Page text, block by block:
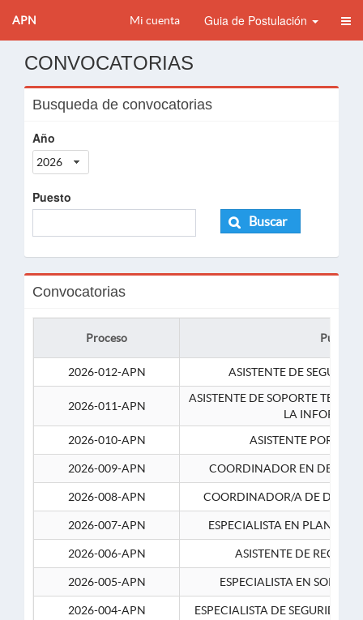
APN Mi cuenta Guia de Postulación
CONVOCATORIAS
Busqueda de convocatorias
Año
2026
Puesto
Buscar
Convocatorias
Proceso Puesto
2026-012-APN ASISTENTE DE
2026-011-APN
ASISTENTE DE SOPORTE
LA
2026-010-APN
ASISTENTE
2026-009-APN COORDINADOR EN
2026-008-APN COORDINADOR/A DE
2026-007-APN ESPECIALISTA EN
2026-006-APN ASISTENTE DE
2026-005-APN ESPECIALISTA EN
2026-004-APN ESPECIALISTA DE SEGURIDAD